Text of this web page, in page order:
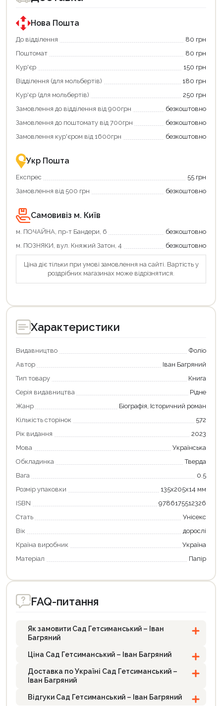
державною
програмою
єКнига.
Використовуйте
карту
щоб
зекономити
та
отримати
додаткові
переваги!
картою
єКнига
–
зручно
та
державною
програмою
«Національний
кешбек».
покупку
«Національний
кешбек»
та
отримуйте
вигідне
повернення
Економте
більше
разом
державною
підтримкою!
Нова Пошта
До відділення
80 грн
Поштомат
80 грн
Кур'єр
150 грн
Відділення (для мольбертів)
180 грн
Кур'єр (для мольбертів)
250 грн
Замовлення до відділення від 900грн
безкоштовно
Замовлення до поштомату від 700грн
безкоштовно
Замовлення кур'єром від 1600грн
безкоштовно
Укр Пошта
Експрес
55 грн
Замовлення від 500 грн
безкоштовно
Самовивіз м. Київ
м. ПОЧАЙНА, пр-т Бандери, 6
безкоштовно
м. ПОЗНЯКИ, вул. Княжий Затон, 4
безкоштовно
Ціна діє тільки при умові замовлення на сайті. Вартість у
роздрібних магазинах може відрізнятися.
Характеристики
Видавництво
Фоліо
Автор
Іван Багряний
Тип товару
Книга
Серія видавництва
Рідне
Жанр
Біографія, Історичний роман
Кількість сторінок
572
Рік видання
2023
Мова
Українська
Обкладинка
Тверда
Вага
0.5
Розмір упаковки
135х205х14 мм
ISBN
9786175512326
Стать
Унісекс
Вік
дорослі
Країна виробник
Україна
Матеріал
Папір
FAQ-питання
Як замовити Сад Гетсиманський – Іван
Багряний
Ціна Сад Гетсиманський – Іван Багряний
Доставка по Україні Сад Гетсиманський –
Іван Багряний
Відгуки Сад Гетсиманський – Іван Багряний
Продовжити покупки
Оформити замовлення